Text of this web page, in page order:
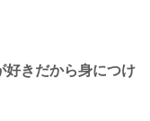
好きだから身につけ